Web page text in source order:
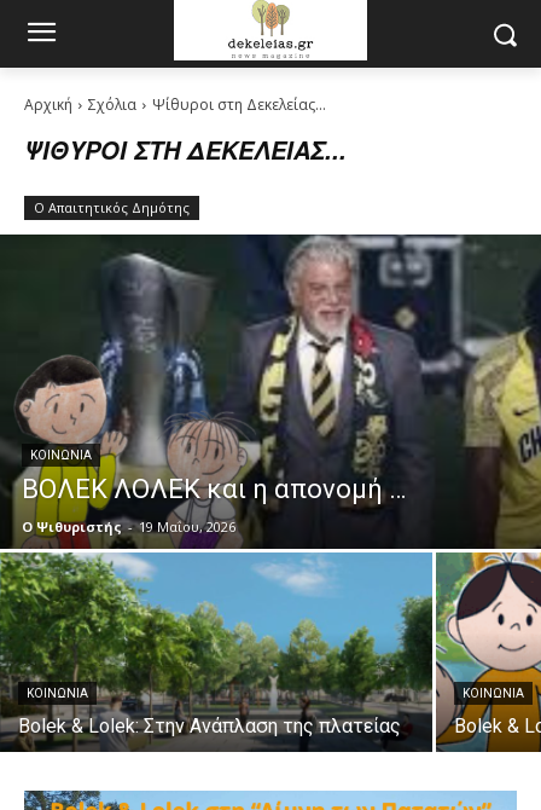
Αρχική Σχόλια Ψίθυροι στη Δεκελείας...
ΨΊΘΥΡΟΙ ΣΤΗ ΔΕΚΕΛΕΊΑΣ...
Ο Απαιτητικός Δημότης
ΚΟΙΝΩΝΊΑ
ΒΟΛΕΚ ΛΟΛΕΚ και η απονομή …
Ο Ψιθυριστής - 19 Μαΐου, 2026
ΚΟΙΝΩΝΊΑ
Bolek & Lolek: Στην Ανάπλαση της πλατείας
ΚΟΙΝΩΝΊΑ
Bolek &